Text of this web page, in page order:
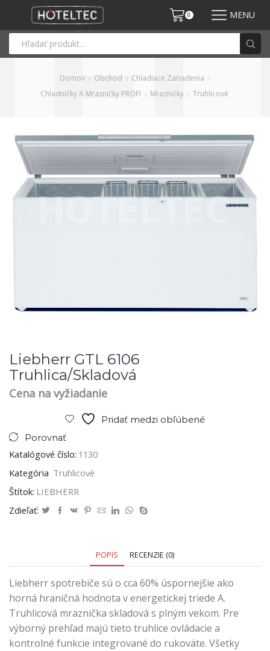
0 MENU
Domov Obchod
Chladiace Zariadenia
Chladničky A Mrazničky PROFI
Mrazničky Truhlicové
Liebherr GTL 6106
Truhlica/skladová
Cena na vyžiadanie
Pridať medzi obľúbené
Porovnať
Katalógové číslo: 1130
Kategória Truhlicové
Štítok: LIEBHERR
Zdieľať:
POPIS RECENZIE (0)
Liebherr spotrebiče sú o cca 60% úspornejšie ako
horná hraničná hodnota v energetickej triede A.
Truhlicová mraznička skladová s plným vekom. Pre
výborný prehľad majú tieto truhlice ovládacie a
kontrolné funkcie integrované do rukoväte. Všetky